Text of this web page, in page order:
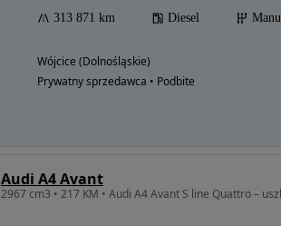
313 871 km Diesel
Wójcice (Dolnośląskie)
Prywatny sprzedawca • Podbite
Audi A4 Avant
2967 cm3 • 217 KM • Audi A4 Avant S line Quattro –